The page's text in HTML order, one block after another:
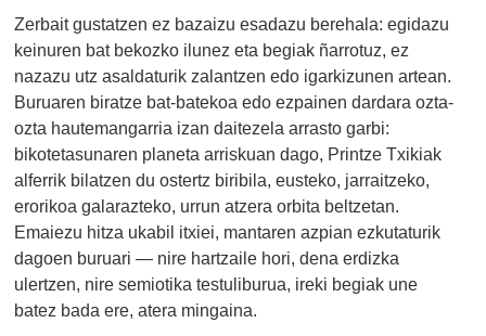
Zerbait gustatzen ez bazaizu esadazu berehala: egidazu
keinuren bat bekozko ilunez eta begiak ñarrotuz, ez
nazazu utz asaldaturik zalantzen edo igarkizunen artean.
Buruaren biratze bat-batekoa edo ezpainen dardara ozta-
ozta hautemangarria izan daitezela arrasto garbi:
bikotetasunaren planeta arriskuan dago, Printze Txikiak
alferrik bilatzen du ostertz biribila, eusteko, jarraitzeko,
erorikoa galarazteko, urrun atzera orbita beltzetan.
Emaiezu hitza ukabil itxiei, mantaren azpian ezkutaturik
dagoen buruari — nire hartzaile hori, dena erdizka
ulertzen, nire semiotika testuliburua, ireki begiak une
batez bada ere, atera mingaina.